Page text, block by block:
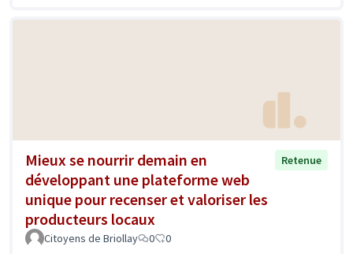
Mieux se nourrir demain en
développant une plateforme web
unique pour recenser et valoriser les
producteurs locaux
Retenue
Citoyens de Briollay 0 0